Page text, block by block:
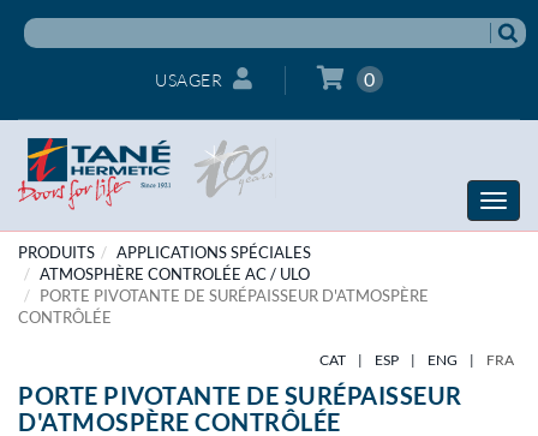
USAGER 0
Toggle
PRODUITS
APPLICATIONS SPÉCIALES
ATMOSPHÈRE CONTROLÉE AC / ULO
PORTE PIVOTANTE DE SURÉPAISSEUR D'ATMOSPÈRE
CONTRÔLÉE
CAT | ESP | ENG | FRA
PORTE PIVOTANTE DE SURÉPAISSEUR
D'ATMOSPÈRE CONTRÔLÉE